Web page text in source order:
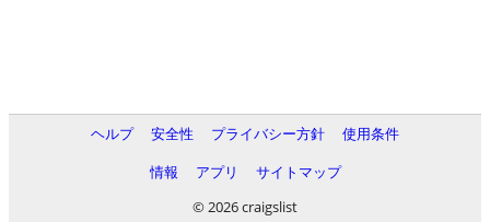
ヘルプ 安全性 プライバシー方針
使用条件
情報
アプリ
サイトマップ
© 2026 craigslist